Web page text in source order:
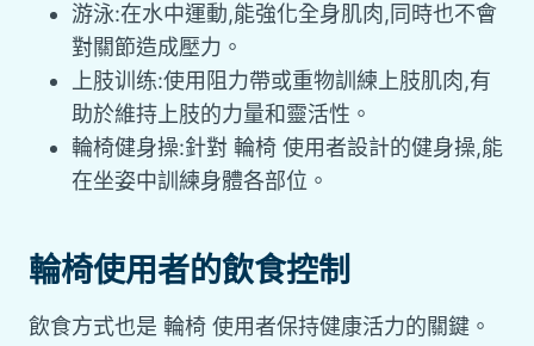
游泳:在水中運動,能強化全身肌肉,同時也不會
對關節造成壓力。
上肢训练:使用阻力帶或重物訓練上肢肌肉,有
助於維持上肢的力量和靈活性。
輪椅健身操:針對 輪椅 使用者設計的健身操,能
在坐姿中訓練身體各部位。
輪椅使用者的飲食控制
飲食方式也是 輪椅 使用者保持健康活力的關鍵。